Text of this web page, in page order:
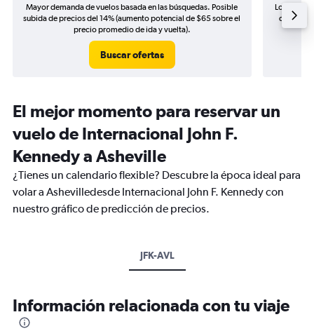
Mayor demanda de vuelos basada en las búsquedas. Posible
subida de precios del 14% (aumento potencial de $65 sobre el
precio promedio de ida y vuelta).
Buscar ofertas
Los
de
El mejor momento para reservar un
vuelo de Internacional John F.
Kennedy a Asheville
¿Tienes un calendario flexible? Descubre la época ideal para
volar a Ashevilledesde Internacional John F. Kennedy con
nuestro gráfico de predicción de precios.
JFK-AVL
Información relacionada con tu viaje